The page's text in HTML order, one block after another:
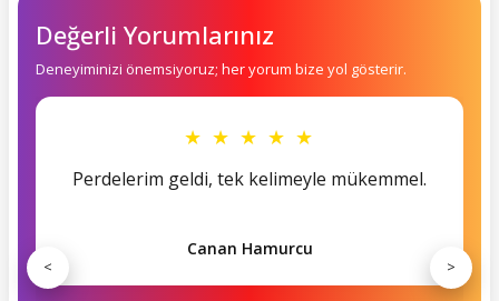
Değerli Yorumlarınız
Deneyiminizi önemsiyoruz; her yorum bize yol gösterir.
★ ★ ★ ★ ★
Perdelerim geldi, tek kelimeyle mükemmel.
Canan Hamurcu
< >